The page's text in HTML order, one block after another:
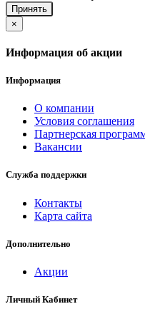
Принять
×
Информация об акции
Информация
О компании
Условия соглашения
Партнерская
Вакансии
Служба поддержки
Контакты
Карта сайта
Дополнительно
Акции
Личный Кабинет